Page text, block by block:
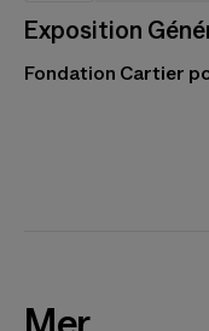
Exposition
Fondation Cartier